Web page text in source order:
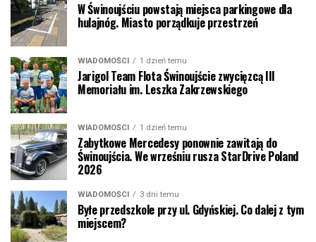
W Świnoujściu powstają miejsca parkingowe dla
hulajnóg. Miasto porządkuje przestrzeń
WIADOMOŚCI 1 dzień temu
Jarigol Team Flota Świnoujście zwycięzcą III
Memoriału im. Leszka Zakrzewskiego
WIADOMOŚCI 1 dzień temu
Zabytkowe Mercedesy ponownie zawitają do
Świnoujścia. We wrześniu rusza StarDrive Poland
2026
WIADOMOŚCI 3 dni temu
Byłe przedszkole przy ul. Gdyńskiej. Co dalej z tym
miejscem?